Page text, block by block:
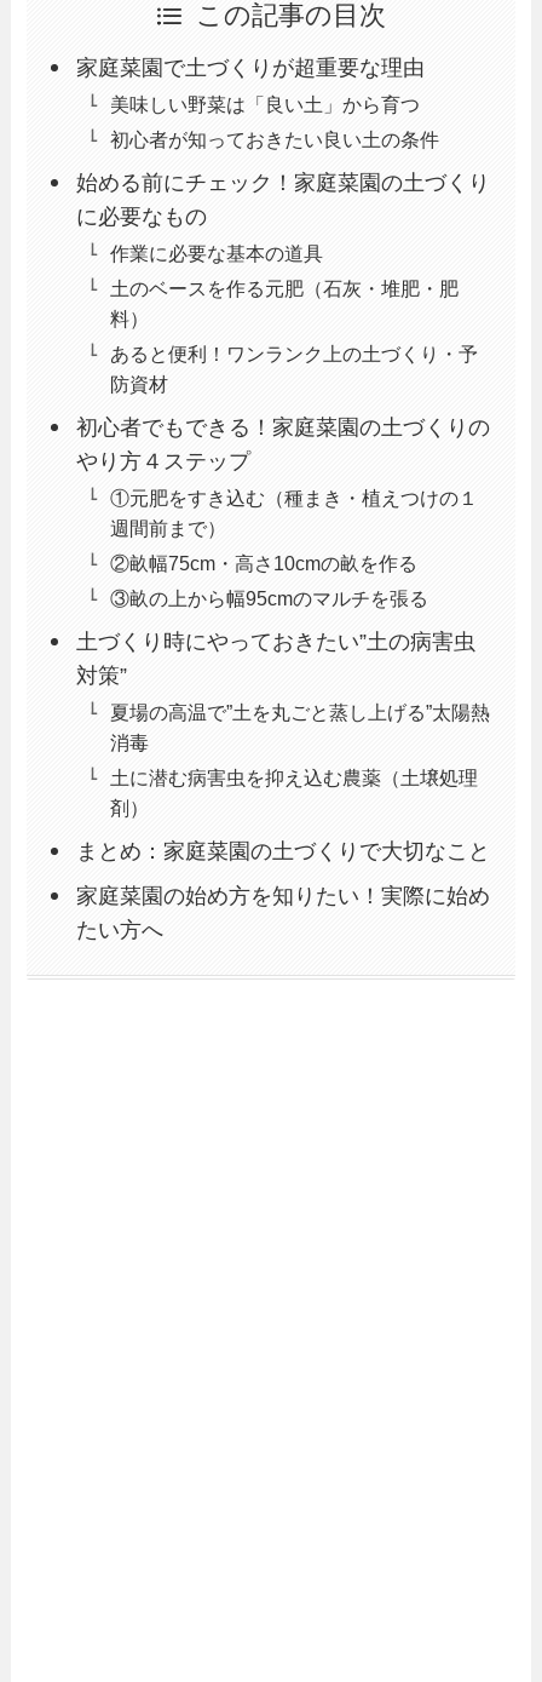
この記事の目次
家庭菜園で土づくりが超重要な理由
美味しい野菜は「良い土」から育つ
初心者が知っておきたい良い土の条件
始める前にチェック！家庭菜園の土づくり
に必要なもの
作業に必要な基本の道具
土のベースを作る元肥（石灰・堆肥・肥
料）
あると便利！ワンランク上の土づくり・予
防資材
初心者でもできる！家庭菜園の土づくりの
やり方４ステップ
①元肥をすき込む（種まき・植えつけの１
週間前まで）
②畝幅75cm・高さ10cmの畝を作る
③畝の上から幅95cmのマルチを張る
土づくり時にやっておきたい”土の病害虫
対策”
夏場の高温で”土を丸ごと蒸し上げる”太陽熱
消毒
土に潜む病害虫を抑え込む農薬（土壌処理
剤）
まとめ：家庭菜園の土づくりで大切なこと
家庭菜園の始め方を知りたい！実際に始め
たい方へ